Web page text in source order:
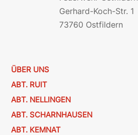
Gerhard-Koch-Str. 1
73760 Ostfildern
ÜBER UNS
ABT. RUIT
ABT. NELLINGEN
ABT. SCHARNHAUSEN
ABT. KEMNAT